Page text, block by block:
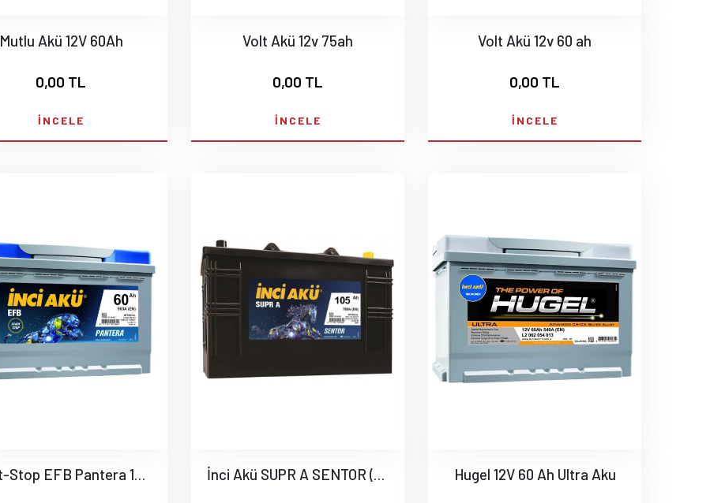
Mutlu Akü 12V 60Ah
0,00 TL
İNCELE
Volt Akü 12v 75ah
0,00 TL
İNCELE
Volt Akü 12v 60 ah
0,00 TL
İNCELE
Start-Stop EFB Pantera 12V 60Ah İnci Akü SUPR A SENTOR (ALÇAK) 12V 105 AH Hugel 12V 60 Ah Ultra Aku